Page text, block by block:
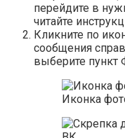
перейдите в
читайте
Кликните по
сообщения
выберите пункт
Иконка